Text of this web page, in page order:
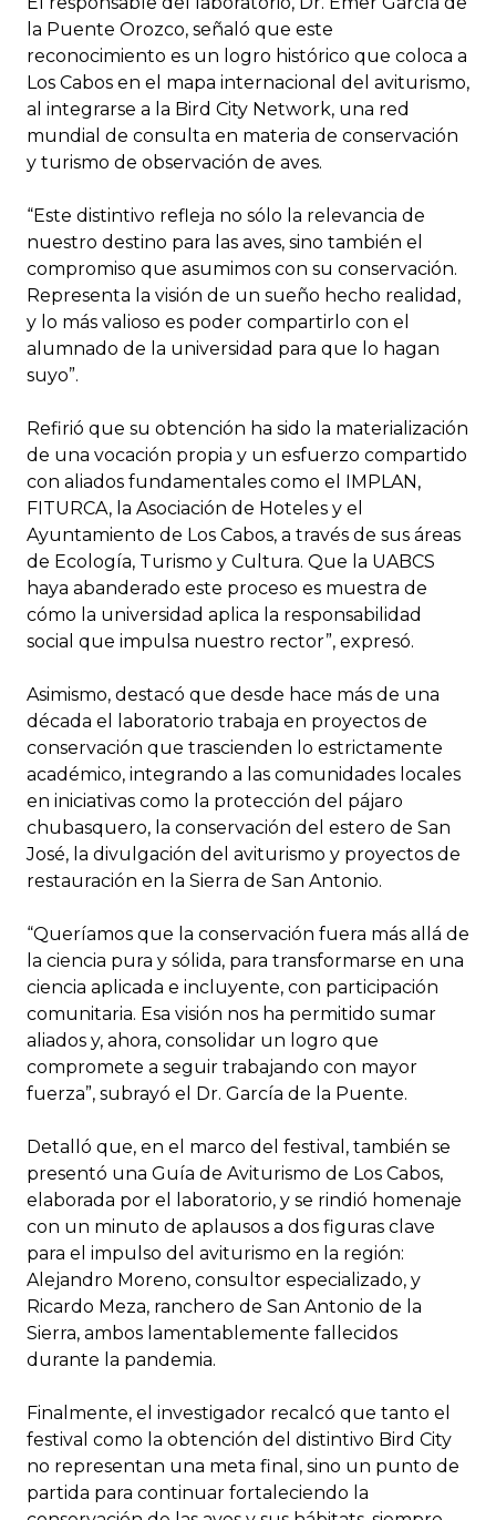
la Puente Orozco, señaló que este
reconocimiento es un logro histórico que coloca a
Los Cabos en el mapa internacional del aviturismo,
al integrarse a la Bird City Network, una red
mundial de consulta en materia de conservación
y turismo de observación de aves.
“Este distintivo refleja no sólo la relevancia de
nuestro destino para las aves, sino también el
compromiso que asumimos con su conservación.
Representa la visión de un sueño hecho realidad,
y lo más valioso es poder compartirlo con el
alumnado de la universidad para que lo hagan
suyo”.
Refirió que su obtención ha sido la materialización
de una vocación propia y un esfuerzo compartido
con aliados fundamentales como el IMPLAN,
FITURCA, la Asociación de Hoteles y el
Ayuntamiento de Los Cabos, a través de sus áreas
de Ecología, Turismo y Cultura. Que la UABCS
haya abanderado este proceso es muestra de
cómo la universidad aplica la responsabilidad
social que impulsa nuestro rector”, expresó.
Asimismo, destacó que desde hace más de una
década el laboratorio trabaja en proyectos de
conservación que trascienden lo estrictamente
académico, integrando a las comunidades locales
en iniciativas como la protección del pájaro
chubasquero, la conservación del estero de San
José, la divulgación del aviturismo y proyectos de
restauración en la Sierra de San Antonio.
“Queríamos que la conservación fuera más allá de
la ciencia pura y sólida, para transformarse en una
ciencia aplicada e incluyente, con participación
comunitaria. Esa visión nos ha permitido sumar
aliados y, ahora, consolidar un logro que
compromete a seguir trabajando con mayor
fuerza”, subrayó el Dr. García de la Puente.
Detalló que, en el marco del festival, también se
presentó una Guía de Aviturismo de Los Cabos,
elaborada por el laboratorio, y se rindió homenaje
con un minuto de aplausos a dos figuras clave
para el impulso del aviturismo en la región:
Alejandro Moreno, consultor especializado, y
Ricardo Meza, ranchero de San Antonio de la
Sierra, ambos lamentablemente fallecidos
durante la pandemia.
Finalmente, el investigador recalcó que tanto el
festival como la obtención del distintivo Bird City
no representan una meta final, sino un punto de
partida para continuar fortaleciendo la